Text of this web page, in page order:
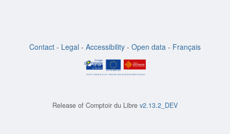
Contact - Legal - Accessibility - Open data - Français
Release of Comptoir du Libre v2.13.2_DEV